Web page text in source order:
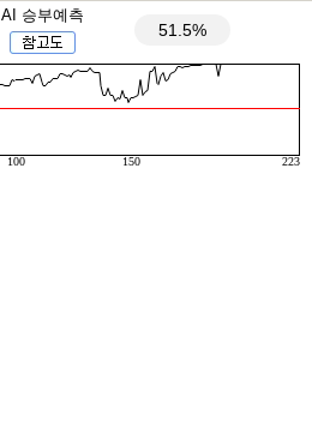
AI 승부예측
51.5%